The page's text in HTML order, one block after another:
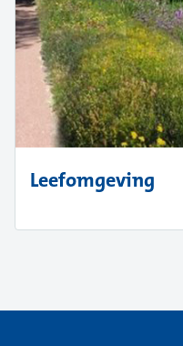
Leefomgeving